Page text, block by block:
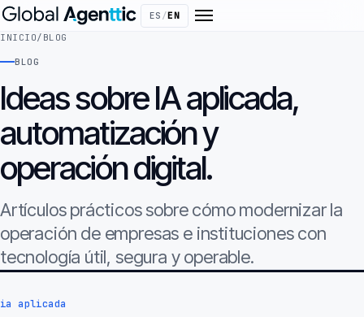
ES /EN
INICIO/ BLOG
BLOG
Ideas sobre IA aplicada,
automatización y
operación digital.
Artículos prácticos sobre cómo modernizar la
operación de empresas e instituciones con
tecnología útil, segura y operable.
ia aplicada